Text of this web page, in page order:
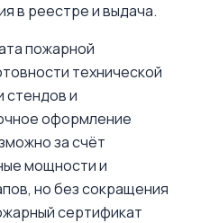
в реестре и выдача.
пожарной
технической
стендов и
оформление
за счёт
мощности и
но без сокращения
сертификат